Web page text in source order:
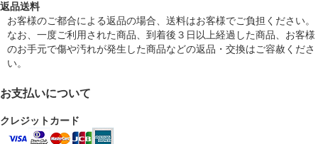
返品送料
お客様のご都合による返品の場合、送料はお客様でご負担ください。
なお、一度ご利用された商品、到着後３日以上経過した商品、お客様
のお手元で傷や汚れが発生した商品などの返品・交換はご容赦くださ
い。
お支払いについて
クレジットカード